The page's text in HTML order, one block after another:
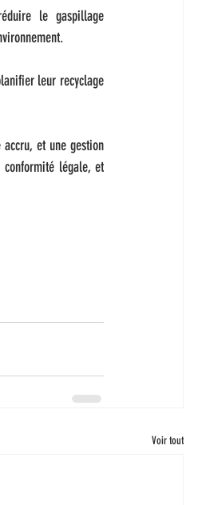
le gaspillage
leur recyclage
et une gestion
conformité légale, et
Voir tout